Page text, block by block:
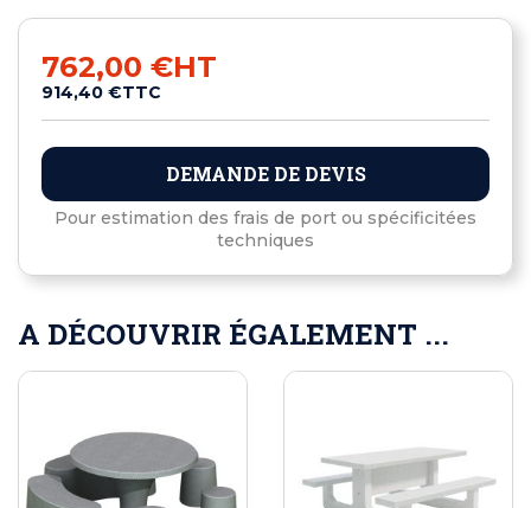
762,00 €HT
914,40 €TTC
DEMANDE DE DEVIS
Pour estimation des frais de port ou spécificitées
techniques
A DÉCOUVRIR ÉGALEMENT ...